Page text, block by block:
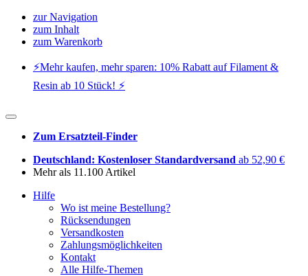
zur Navigation
zum Inhalt
zum Warenkorb
⚡️Mehr kaufen, mehr sparen: 10% Rabatt auf Filament &
Resin ab 10 Stück! ⚡️
Zum Ersatzteil-Finder
Deutschland: Kostenloser Standardversand ab 52,90 €
Mehr als 11.100 Artikel
Hilfe
Wo ist meine Bestellung?
Rücksendungen
Versandkosten
Zahlungsmöglichkeiten
Kontakt
Alle Hilfe-Themen